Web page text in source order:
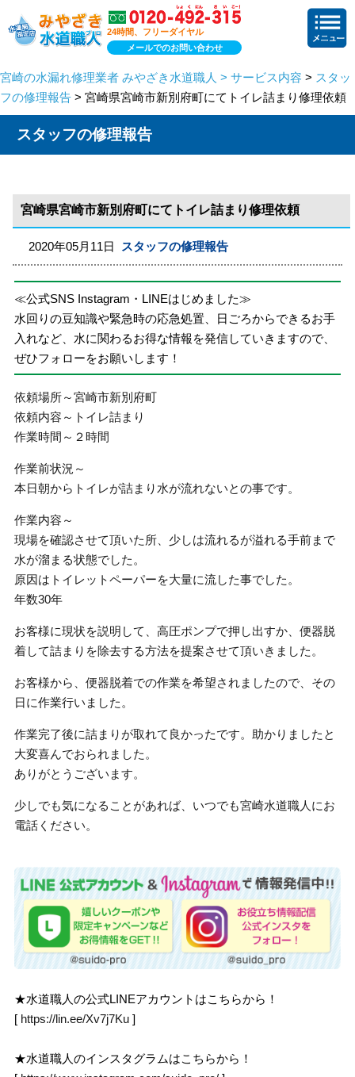
24時間、フリーダイヤル
メールでのお問い合わせ
宮崎の水漏れ修理業者 みやざき水道職人 > サービス内容 > スタッ
フの修理報告 > 宮崎県宮崎市新別府町にてトイレ詰まり修理依頼
スタッフの修理報告
宮崎県宮崎市新別府町にてトイレ詰まり修理依頼
2020年05月11日 スタッフの修理報告
≪公式SNS Instagram・LINEはじめました≫
水回りの豆知識や緊急時の応急処置、日ごろからできるお手
入れなど、水に関わるお得な情報を発信していきますので、
ぜひフォローをお願いします！
依頼場所～宮崎市新別府町
依頼内容～トイレ詰まり
作業時間～２時間
作業前状況～
本日朝からトイレが詰まり水が流れないとの事です。
作業内容～
現場を確認させて頂いた所、少しは流れるが溢れる手前まで
水が溜まる状態でした。
原因はトイレットペーパーを大量に流した事でした。
年数30年
お客様に現状を説明して、高圧ポンプで押し出すか、便器脱
着して詰まりを除去する方法を提案させて頂いきました。
お客様から、便器脱着での作業を希望されましたので、その
日に作業行いました。
作業完了後に詰まりが取れて良かったです。助かりましたと
大変喜んでおられました。
ありがとうございます。
少しでも気になることがあれば、いつでも宮崎水道職人にお
電話ください。
★水道職人の公式LINEアカウントはこちらから！
[ https://lin.ee/Xv7j7Ku ]
★水道職人のインスタグラムはこちらから！